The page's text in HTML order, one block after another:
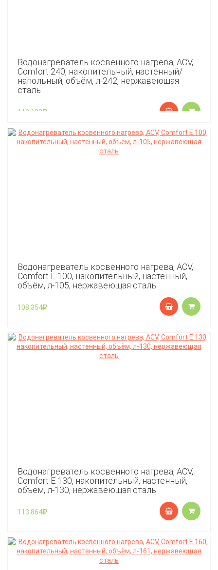
Водонагреватель косвенного нагрева, ACV,
Comfort 240, накопительный, настенный/
напольный, объём, л-242, нержавеющая
сталь
110 190
Водонагреватель косвенного нагрева, ACV,
Comfort E 100, накопительный, настенный,
объём, л-105, нержавеющая сталь
108 354
Водонагреватель косвенного нагрева, ACV,
Comfort E 130, накопительный, настенный,
объём, л-130, нержавеющая сталь
113 864